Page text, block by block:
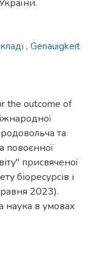
, Genauigkeit
the outcome of
та
повоєнної
присвяченої
біоресурсів і
2023).
наука в умовах